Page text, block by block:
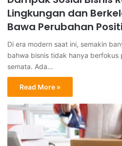
Lingkungan dan
Bawa Perubahan
Di era modern saat ini, semakin
bahwa bisnis tidak hanya berfokus
semata. Ada…
Read More »